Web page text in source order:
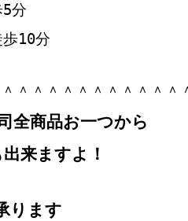
5分
10分
＾＾＾＾＾＾＾＾＾＾
全商品お一つから
来ますよ！
ります